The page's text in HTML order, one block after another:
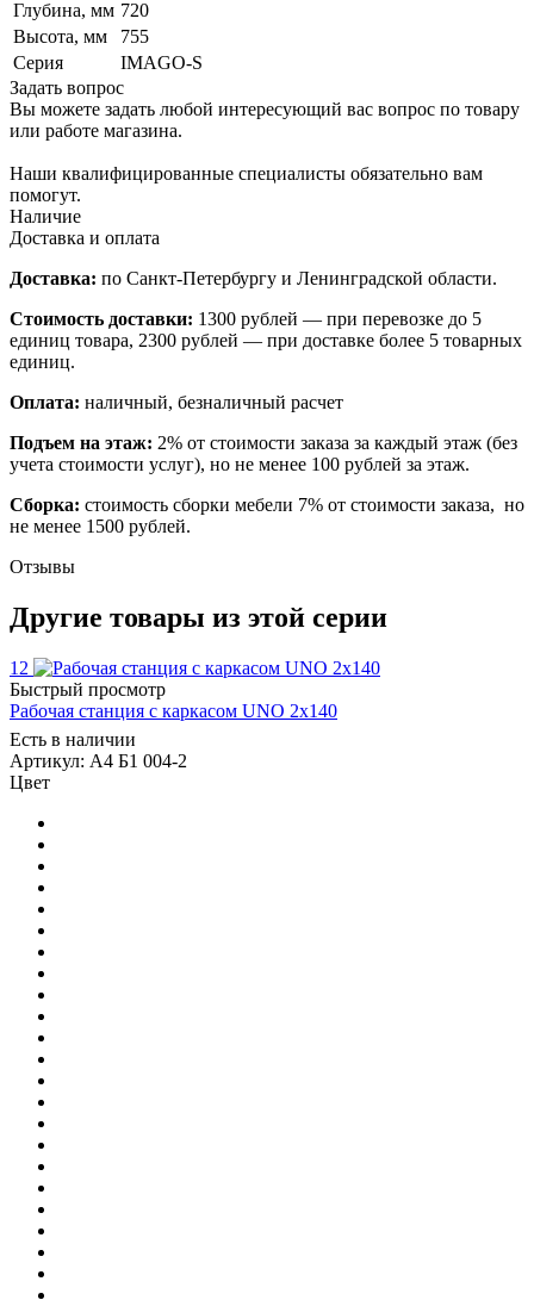
Глубина, мм 720
Высота, мм
755
Серия
IMAGO-S
Задать вопрос
Вы можете задать любой интересующий вас вопрос по товару
или работе магазина.
Наши квалифицированные специалисты обязательно вам
помогут.
Наличие
Доставка и оплата
Доставка: по Санкт-Петербургу и Ленинградской области.
Стоимость доставки: 1300 рублей — при перевозке до 5
единиц товара, 2300 рублей — при доставке более 5 товарных
единиц.
Оплата: наличный, безналичный расчет
Подъем на этаж: 2% от стоимости заказа за каждый этаж (без
учета стоимости услуг), но не менее 100 рублей за этаж.
Сборка: стоимость сборки мебели 7% от стоимости заказа, но
не менее 1500 рублей.
Отзывы
Другие товары из этой серии
12
Быстрый просмотр
Рабочая станция с каркасом UNO 2х140
Есть в наличии
Артикул: А4 Б1 004-2
Цвет